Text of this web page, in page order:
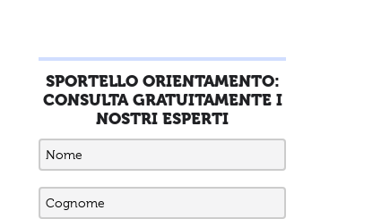
SPORTELLO ORIENTAMENTO:
CONSULTA GRATUITAMENTE I
NOSTRI ESPERTI